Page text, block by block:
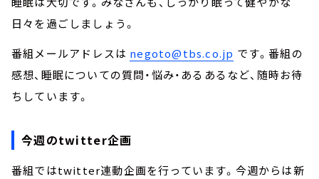
日々を過ごしましょう。
番組メールアドレスは negoto@tbs.co.jp です。番組の
感想、睡眠についての質問・悩み・あるあるなど、随時お待
ちしています。
今週のtwitter企画
番組ではtwitter連動企画を行っています。今週からは新